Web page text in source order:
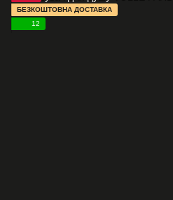
БЕЗКОШТОВНА ДОСТАВКА
12